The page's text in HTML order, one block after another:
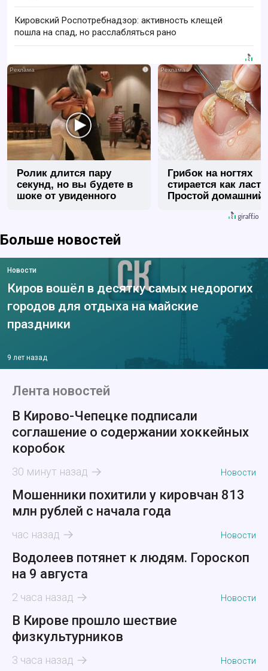
Кировский Роспотребнадзор: активность клещей
пошла на спад, но расслабляться рано
i
Ролик длится пару
секунд, но вы будете в
шоке от увиденного
Грибок на ногтях
стирается как
Простой домашний
Больше новостей
Новости
Киров вошёл в десятку самых недорогих
городов для отдыха на майские
праздники
9 лет назад
Лента новостей
В Кирово-Чепецке подписали
соглашение о содержании хоккейных
коробок
30 минут назад Новости
Мошенники похитили у кировчан 813
млн рублей с начала года
час назад Новости
Водолеев потянет к людям. Гороскоп
на 9 августа
2 часа назад Новости
В Кирове прошло шествие
физкультурников
3 часа назад Новости